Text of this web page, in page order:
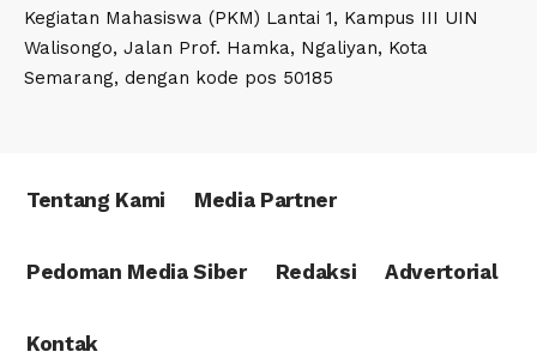
Kegiatan Mahasiswa (PKM) Lantai 1, Kampus III UIN
Walisongo, Jalan Prof. Hamka, Ngaliyan, Kota
Semarang, dengan kode pos 50185
Tentang Kami Media Partner
Pedoman Media Siber Redaksi Advertorial
Kontak